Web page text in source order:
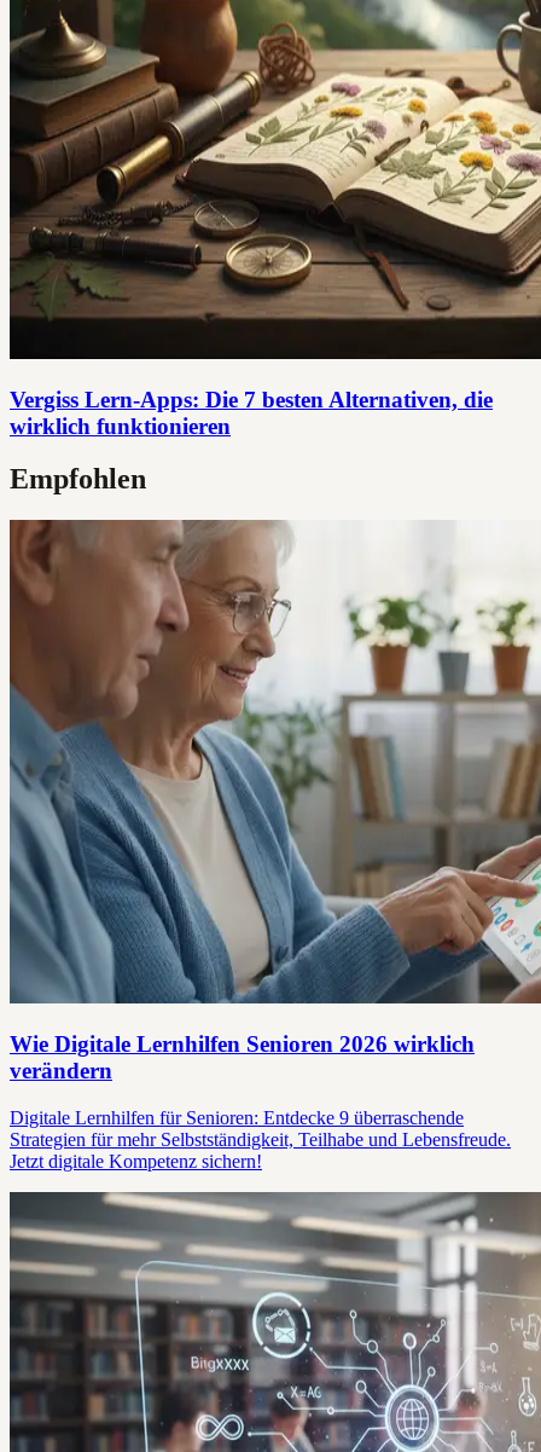
Vergiss Lern-Apps: Die 7 besten Alternativen, die
wirklich funktionieren
Empfohlen
Wie Digitale Lernhilfen Senioren 2026 wirklich
verändern
Digitale Lernhilfen für Senioren: Entdecke 9 überraschende
Strategien für mehr Selbstständigkeit, Teilhabe und Lebensfreude.
Jetzt digitale Kompetenz sichern!